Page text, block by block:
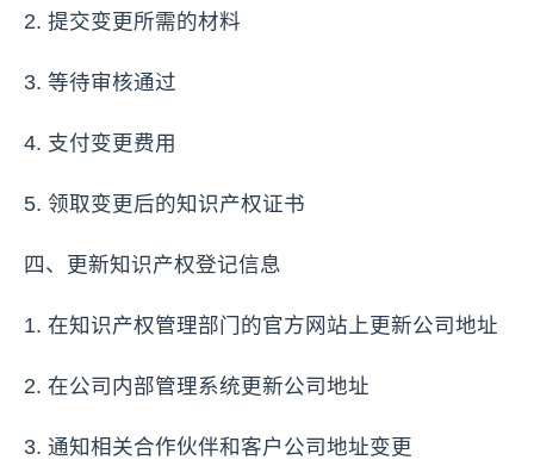
2. 提交变更所需的材料
3. 等待审核通过
4. 支付变更费用
5. 领取变更后的知识产权证书
四、更新知识产权登记信息
1. 在知识产权管理部门的官方网站上更新公司地址
2. 在公司内部管理系统更新公司地址
3. 通知相关合作伙伴和客户公司地址变更